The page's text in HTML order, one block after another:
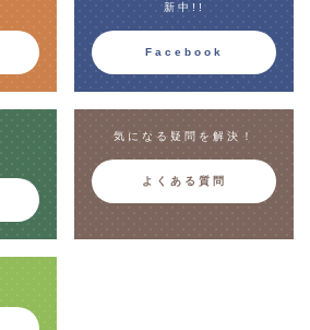
新中!!
Facebook
気になる疑問を解決！
よくある質問